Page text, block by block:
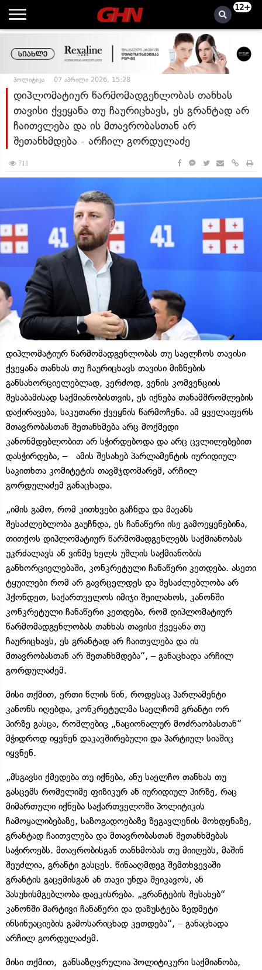
12+
პოლიტიკა 07 აპრილი 2026, 15:28
დიპლომატიურ წარმომადგენლობას თანხას
თავისი ქვეყანა თუ ჩაურიცხავს, ეს გრანტად არ
ჩაითვლება და ის მთავრობასთან არ
შეთანხმდება - არჩილ გორდულაძე
711
დიპლომატიურ წარმომადგენლობას თუ საელჩოს თავისი
ქვეყანა თანხას თუ ჩაურიცხავს თავისი მიზნების
განსახორციელებლად, კერძოდ, ვენის კომვენციის
შესაბამისად საქმიანობისთვის, ეს იქნება თანამშრომლების
დაქირავება, საკუთარი ქვეყნის წარმოჩენა. ამ ყველაფერს
მთავრობასთან შეთანხმება არც მოქმედი
კანონმდებლობით არ სჭირდებოდა და არც ცვლილებებით
დასჭირდება, – ამის შესახებ პარლამენტის იურიდიულ
საკითხთა კომიტეტის თავმჯდომარემ, არჩილ
გორდულაძემ განაცხადა.
„იმის გამო, რომ კითხვები გაჩნდა და მავანს
შესაძლებლობა გაუჩნდა, ეს ჩანაწერი ისე გამოეყენებინა,
თითქოს დიპლომატიურ წარმომადგენლებს საქმიანობას
უკრძალავს ან ვინმე ხელს უშლის საქმიანობის
განხორციელებაში, კონკრეტული ჩანაწერი კეთდება. ასეთი
ტყუილები რომ არ გავრცელდეს და შესაძლებლობა არ
ჰქონდეთ, საქართველოს იმიჯი შეილახოს, კანონში
კონკრეტული ჩანაწერი კეთდება, რომ დიპლომატიურ
წარმომადგენლობას თანხას თავისი ქვეყანა თუ
ჩაურიცხავს, ეს გრანტად არ ჩაითვლება და ის
მთავრობასთან არ შეთანხმდება“, – განაცხადა არჩილ
გორდულაძემ.
მისი თქმით, ერთი წლის წინ, როდესაც პარლამენტი
კანონს იღებდა, კონკრეტულმა საელჩომ გრანტი ორ
პირზე გასცა, რომლებიც „ნაციონალურ მოძრაობასთან“
მჭიდროდ იყვნენ დაკავშირებული და პარტიულ სიაშიც
იყვნენ.
„მსგავსი ქმედება თუ იქნება, ანუ საელჩო თანხას თუ
გასცემს რომელიმე ფიზიკურ ან იურიდიულ პირზე, რაც
მიმართული იქნება საქართველოში პოლიტიკის
ჩამოყალიბებაზე, საზოგადოებაზე ზეგავლენის მოხდენაზე,
გრანტად ჩაითვლება და მთავრობასთან შეთანხმებას
საჭიროებს. მთავრობისგან თანხმობას თუ მიიღებს, მაშინ
შეუძლია, გრანტი გასცეს. წინააღმდეგ შემთხვევაში
გრანტის გაცემისგან ან თავი უნდა შეიკავოს, ან
პასუხისმგებლობა დაეკისრება. „გრანტების შესახებ“
კანონში მარტივი ჩანაწერი და დაზუსტება ზედმეტი
ინსინუაციების გამოსარიცხად კეთდება“, – განაცხადა
არჩილ გორდულაძემ.
მისი თქმით, განსაზღვრულია პოლიტიკური საქმიანობა,